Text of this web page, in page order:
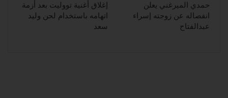
حمدي الميرغني يعلن
انفصاله عن زوجته إسراء
عبدالفتاح
إغلاق أغنية تووليت بعد أزمة
اتهامه باستخدام لحن وليد
سعد